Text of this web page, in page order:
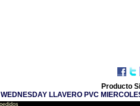
Producto
WEDNESDAY LLAVERO PVC